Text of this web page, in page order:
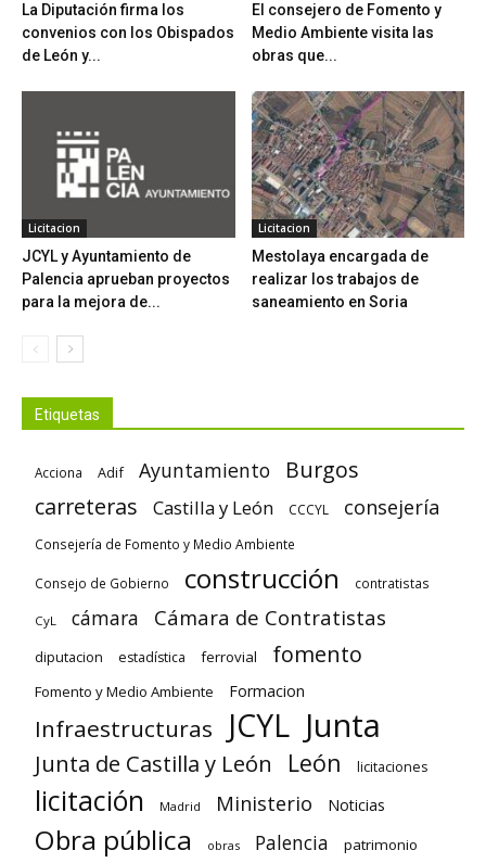
La Diputación firma los
convenios con los Obispados
de León y...
El consejero de Fomento y
Medio Ambiente visita las
obras que...
Licitacion
JCYL y Ayuntamiento de
Palencia aprueban proyectos
para la mejora de...
Licitacion
Mestolaya encargada de
realizar los trabajos de
saneamiento en Soria
Etiquetas
Acciona Adif Ayuntamiento
Burgos
carreteras
Castilla y León CCCYL consejería
Consejería de Fomento y Medio Ambiente
Consejo de Gobierno construcción contratistas
CyL cámara Cámara de Contratistas
diputacion estadística ferrovial fomento
Fomento y Medio Ambiente Formacion
Infraestructuras JCYL Junta
Junta de Castilla y León León licitaciones
licitación Madrid Ministerio Noticias
Obra pública obras Palencia patrimonio